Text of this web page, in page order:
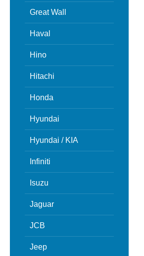
Great Wall
Haval
Hino
Hitachi
Honda
Hyundai
Hyundai / KIA
Infiniti
Isuzu
Jaguar
JCB
Jeep